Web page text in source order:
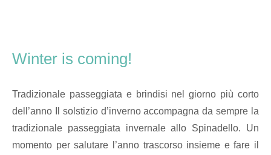
Winter is coming!
Tradizionale passeggiata e brindisi nel giorno più corto
dell’anno Il solstizio d’inverno accompagna da sempre la
tradizionale passeggiata invernale allo Spinadello. Un
momento per salutare l’anno trascorso insieme e fare il